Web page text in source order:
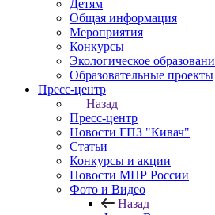
Детям
Общая информация
Мероприятия
Конкурсы
Экологическое
Образовательные проекты
Пресс-центр
Назад
Пресс-центр
Новости ГПЗ "Кивач"
Статьи
Конкурсы и акции
Новости МПР России
Фото и Видео
Назад